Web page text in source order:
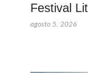
Festival
agosto 5, 2026